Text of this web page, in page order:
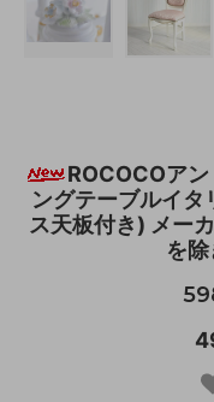
ROCOCOア
ングテーブルイ
ス天板付き) メー
を